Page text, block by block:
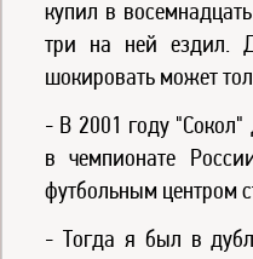
купил в
три на ней ездил.
шокировать может
- В 2001 году
в чемпионате
футбольным центром
- Тогда я был в